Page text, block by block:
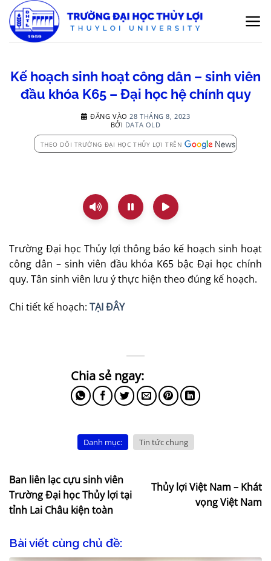
qua
nội
Kế hoạch sinh hoạt công dân – sinh viên
đầu khóa K65 – Đại học hệ chính quy
ĐĂNG VÀO 28 THÁNG 8, 2023
BỞI DATA OLD
THEO DÕI TRƯỜNG ĐẠI HỌC THỦY LỢI TRÊN
Trường Đại học Thủy lợi thông báo kế hoạch sinh hoạt
công dân – sinh viên đầu khóa K65 bậc Đại học chính
quy. Tân sinh viên lưu ý thực hiện theo đúng kế hoạch.
Chi tiết kế hoạch: TẠI ĐÂY
Danh mục: Tin tức chung
Ban liên lạc cựu sinh viên
Trường Đại học Thủy lợi tại
tỉnh Lai Châu kiện toàn
Thủy lợi Việt Nam – Khát
vọng Việt Nam
Bài viết cùng chủ đề: